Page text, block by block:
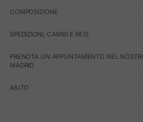
COMPOSIZIONE
SPEDIZIONI, CAMBI E RESI
PRENOTA UN APPUNTAMENTO NEL
MADRID
AIUTO